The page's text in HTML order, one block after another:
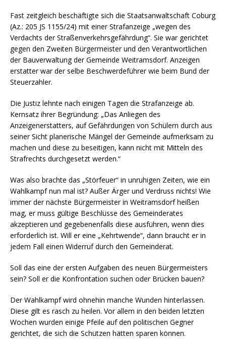
Fast zeitgleich beschäftigte sich die Staatsanwaltschaft Coburg
(Az.: 205 JS 1155/24) mit einer Strafanzeige „wegen des
Verdachts der Straßenverkehrsgefährdung“. Sie war gerichtet
gegen den Zweiten Bürgermeister und den Verantwortlichen
der Bauverwaltung der Gemeinde Weitramsdorf. Anzeigen
erstatter war der selbe Beschwerdeführer wie beim Bund der
Steuerzahler.
Die Justiz lehnte nach einigen Tagen die Strafanzeige ab.
Kernsatz ihrer Begründung: „Das Anliegen des
Anzeigenerstatters, auf Gefährdungen von Schülern durch aus
seiner Sicht planerische Mängel der Gemeinde aufmerksam zu
machen und diese zu beseitigen, kann nicht mit Mitteln des
Strafrechts durchgesetzt werden.“
Was also brachte das „Störfeuer“ in unruhigen Zeiten, wie ein
Wahlkampf nun mal ist? Außer Ärger und Verdruss nichts! Wie
immer der nächste Bürgermeister in Weitramsdorf heißen
mag, er muss gültige Beschlüsse des Gemeinderates
akzeptieren und gegebenenfalls diese ausführen, wenn dies
erforderlich ist. Will er eine „Kehrtwende“, dann braucht er in
jedem Fall einen Widerruf durch den Gemeinderat.
Soll das eine der ersten Aufgaben des neuen Bürgermeisters
sein? Soll er die Konfrontation suchen oder Brücken bauen?
Der Wahlkampf wird ohnehin manche Wunden hinterlassen.
Diese gilt es rasch zu heilen. Vor allem in den beiden letzten
Wochen wurden einige Pfeile auf den politischen Gegner
gerichtet, die sich die Schützen hätten sparen können.